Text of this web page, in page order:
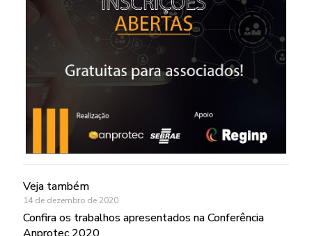
Veja também
14 de dezembro de 2020
Confira os trabalhos apresentados na Conferência